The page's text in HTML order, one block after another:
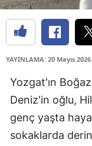
YAYINLAMA: 20 Mayıs
Yozgat'ın
Deniz'in oğlu,
genç yaşta
sokaklarda